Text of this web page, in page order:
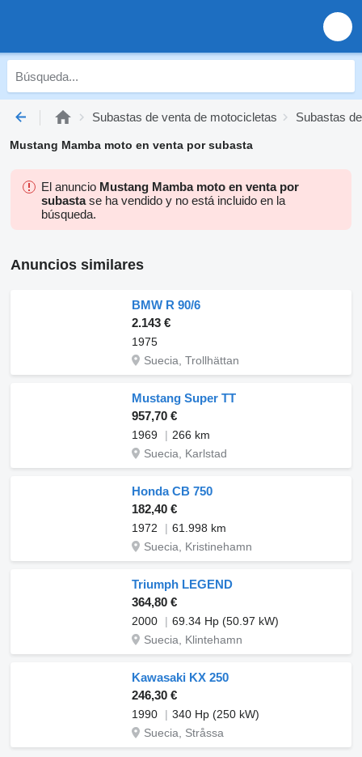
Subastas de venta de motocicletas Subastas
Mustang Mamba moto en venta por subasta
El anuncio Mustang Mamba moto en venta por
subastase ha vendido y no está incluido en la
búsqueda.
Anuncios similares
BMW R 90/6
2.143 €
1975
Suecia, Trollhättan
Mustang Super TT
957,70 €
1969
266 km
Suecia, Karlstad
Honda CB 750
182,40 €
1972
61.998 km
Suecia, Kristinehamn
Triumph LEGEND
364,80 €
2000
69.34 Hp (50.97 kW)
Suecia, Klintehamn
Kawasaki KX 250
246,30 €
1990
340 Hp (250 kW)
Suecia, Stråssa